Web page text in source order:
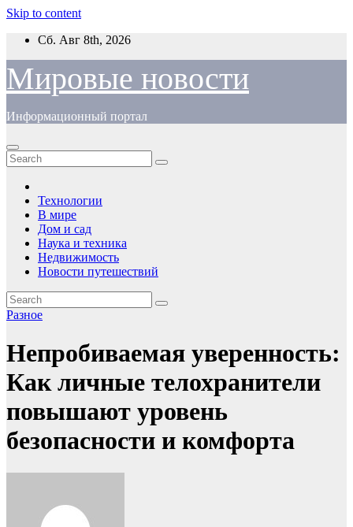
Skip to content
Сб. Авг 8th, 2026
Мировые новости
Информационный портал
Технологии
В мире
Дом и сад
Наука и техника
Недвижимость
Новости путешествий
Разное
Непробиваемая уверенность:
Как личные телохранители
повышают уровень
безопасности и комфорта